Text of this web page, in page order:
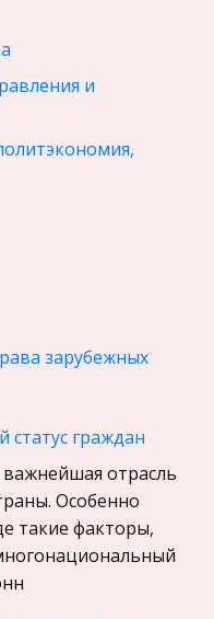
и
зарубежных
граждан
отрасль
Особенно
такие факторы,